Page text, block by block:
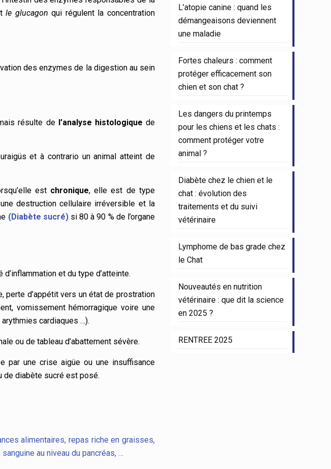
le glucagon qui régulent la concentration
des enzymes de la digestion au sein
résulte del’analyse histologique de
et à contrario un animal atteint de
est chronique, elle est de type
destruction cellulaire irréversible et la
(Diabète sucré) si 80 à 90 % de l’organe
et du type d’atteinte.
perte d’appétit vers un état de prostration
vomissement hémorragique voire une
cardiaques …).
ou de tableau d’abattement sévère.
par une crise aigüe ou une insuffisance
de diabète sucré est posé.
alimentaires, repas riche en graisses,
au niveau du pancréas, …
L’atopie canine : quand les
démangeaisons deviennent
une maladie
Fortes chaleurs : comment
protéger efficacement son
chien et son chat ?
Les dangers du printemps
pour les chiens et les chats :
comment protéger votre
animal ?
Diabète chez le chien et le
chat : évolution des
traitements et du suivi
vétérinaire
Lymphome de bas grade chez
le Chat
Nouveautés en nutrition
vétérinaire : que dit la science
en 2025 ?
RENTREE 2025